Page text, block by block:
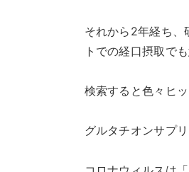
それから2年経ち、
トでの経口摂取で
検索すると色々ヒッ
グルタチオンサプ